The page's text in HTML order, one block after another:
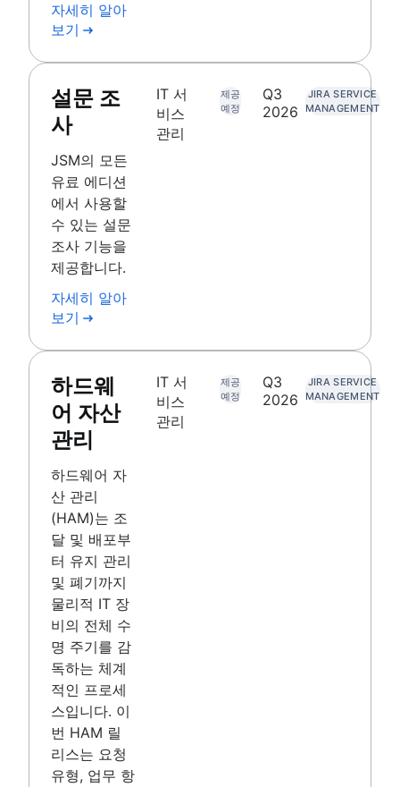
자세히 알아
보기
설문 조
사
JSM의 모든
유료 에디션
에서 사용할
수 있는 설문
조사 기능을
제공합니다.
자세히 알아
보기
IT 서
비스
관리
제공
예정
Q3
2026
JIRA SERVICE
MANAGEMENT
하드웨
어 자산
관리
하드웨어 자
산 관리
(HAM)는 조
달 및 배포부
터 유지 관리
및 폐기까지
물리적 IT 장
비의 전체 수
명 주기를 감
독하는 체계
적인 프로세
스입니다. 이
번 HAM 릴
리스는 요청
유형, 업무 항
IT 서
비스
관리
제공
예정
Q3
2026
JIRA SERVICE
MANAGEMENT